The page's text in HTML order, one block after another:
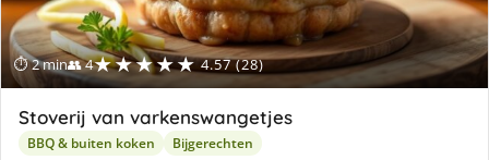
⏱ 2 min👥 4★★★★★ 4.57 (28)
Stoverij van varkenswangetjes
BBQ & buiten koken Bijgerechten